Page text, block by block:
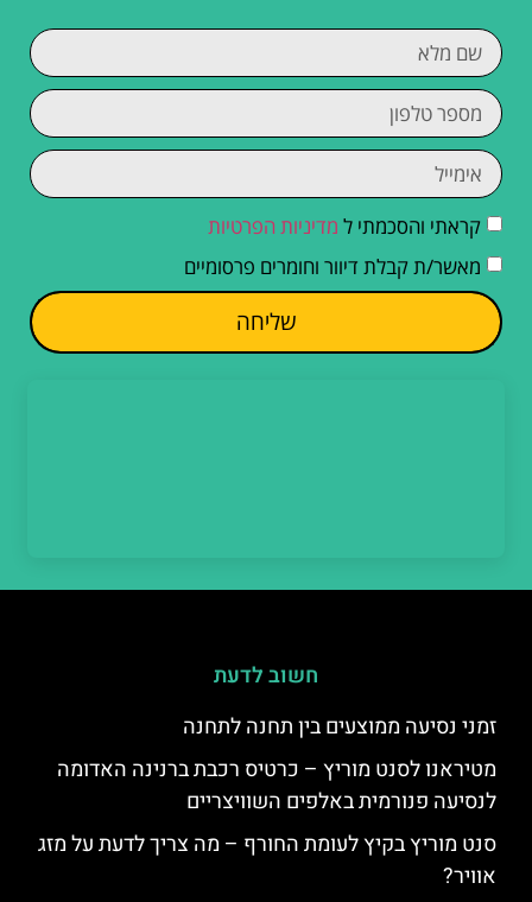
קראתי והסכמתי ל מדיניות הפרטיות
מאשר/ת קבלת דיוור וחומרים פרסומיים
שליחה
חשוב לדעת
זמני נסיעה ממוצעים בין תחנה לתחנה
מטיראנו לסנט מוריץ – כרטיס רכבת ברנינה האדומה
לנסיעה פנורמית באלפים השוויצריים
סנט מוריץ בקיץ לעומת החורף – מה צריך לדעת על מזג
אוויר?